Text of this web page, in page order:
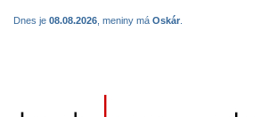
Dnes je 08.08.2026 , meniny má Oskár